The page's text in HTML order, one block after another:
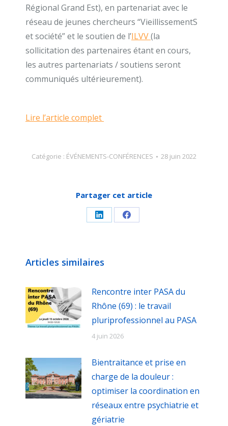
Régional Grand Est), en partenariat avec le
réseau de jeunes chercheurs “VieillissementS
et société” et le soutien de l’ILVV(la
sollicitation des partenaires étant en cours,
les autres partenariats / soutiens seront
communiqués ultérieurement).
Lire l’article complet
Catégorie : ÉVÉNEMENTS-CONFÉRENCES 28 juin 2022
Partager cet article
PartagerPartager
Articles similaires
Rencontre inter PASA du
Rhône (69) : le travail
pluriprofessionnel au PASA
4 juin 2026
Bientraitance et prise en
charge de la douleur :
optimiser la coordination en
réseaux entre psychiatrie et
gériatrie